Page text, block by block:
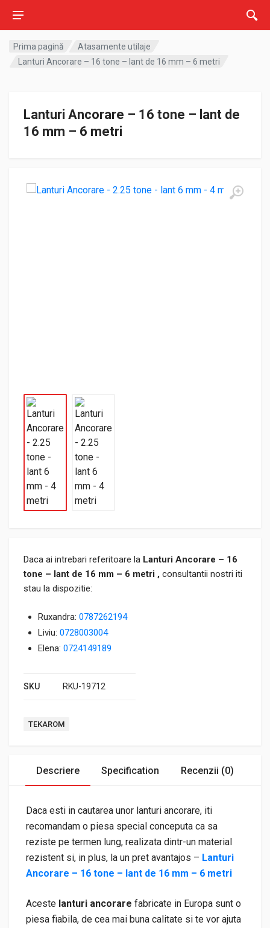
Prima pagină
Atasamente utilaje
Lanturi Ancorare – 16 tone – lant de 16 mm – 6 metri
Lanturi Ancorare – 16 tone – lant de
16 mm – 6 metri
Daca ai intrebari referitoare la Lanturi Ancorare – 16
tone – lant de 16 mm – 6 metri , consultantii nostri iti
stau la dispozitie:
Ruxandra: 0787262194
Liviu: 0728003004
Elena: 0724149189
SKU RKU-19712
Tag:
TEKAROM
Descriere Specification Recenzii (0)
Daca esti in cautarea unor lanturi ancorare, iti
recomandam o piesa special conceputa ca sa
reziste pe termen lung, realizata dintr-un material
rezistent si, in plus, la un pret avantajos – Lanturi
Ancorare – 16 tone – lant de 16 mm – 6 metri
Aceste lanturi ancorare fabricate in Europa sunt o
piesa fiabila, de cea mai buna calitate si te vor ajuta